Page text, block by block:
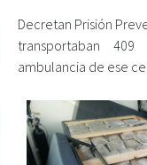
Decretan Prisión
transportaban
ambulancia de ese